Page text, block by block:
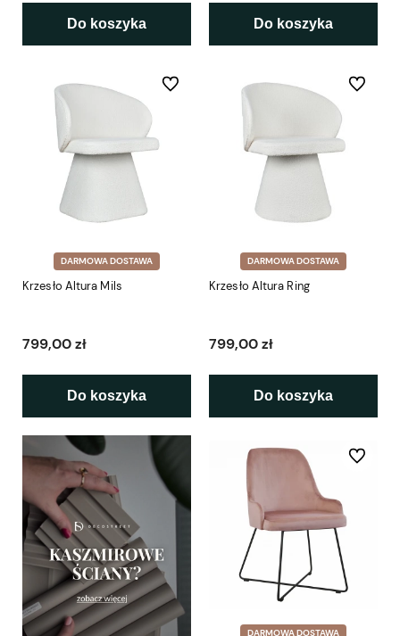
Do koszyka Do koszyka
DARMOWA DOSTAWA
Krzesło Altura Mils
799,00 zł
Do koszyka
Do ulubionych
DARMOWA DOSTAWA
Krzesło Altura Ring
799,00 zł
Do koszyka
Do
DARMOWA DOSTAWA
Do